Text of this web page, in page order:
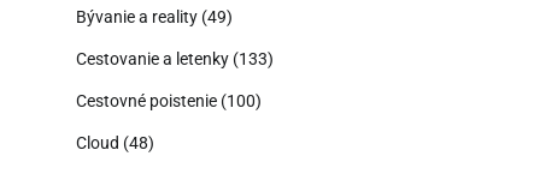
Bývanie a reality (49)
Cestovanie a letenky (133)
Cestovné poistenie (100)
Cloud (48)